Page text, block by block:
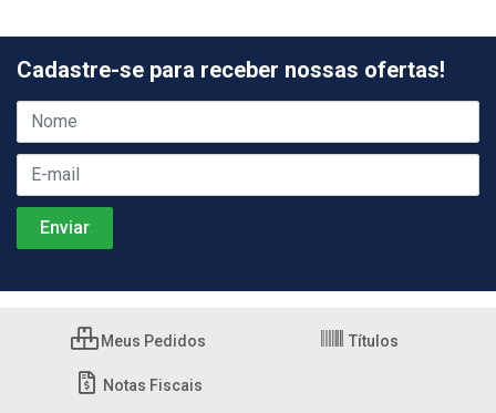
Cadastre-se para receber nossas ofertas!
Meus Pedidos Títulos
Notas Fiscais